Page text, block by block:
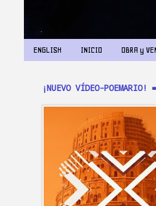
ENGLISH INICIO OBRA y
¡NUEVO VÍDEO-